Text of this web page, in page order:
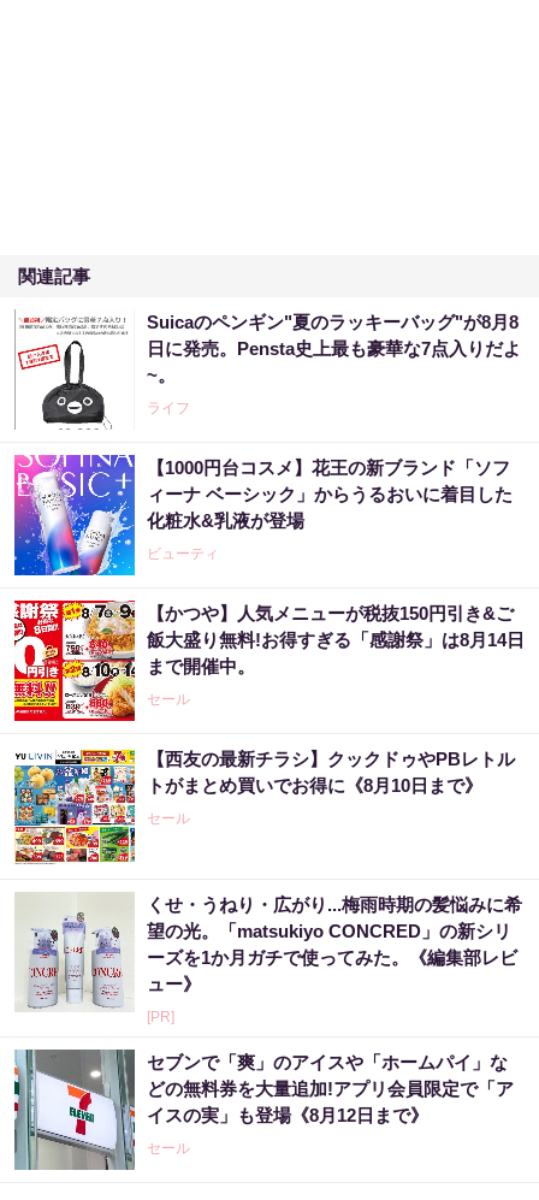
関連記事
Suicaのペンギン"夏のラッキーバッグ"が8月8
日に発売。Pensta史上最も豪華な7点入りだよ
~。
ライフ
【1000円台コスメ】花王の新ブランド「ソフ
ィーナ ベーシック」からうるおいに着目した
化粧水&乳液が登場
ビューティ
【かつや】人気メニューが税抜150円引き&ご
飯大盛り無料!お得すぎる「感謝祭」は8月14日
まで開催中。
セール
【西友の最新チラシ】クックドゥやPBレトル
トがまとめ買いでお得に《8月10日まで》
セール
くせ・うねり・広がり...梅雨時期の髪悩みに希
望の光。「matsukiyo CONCRED」の新シリ
ーズを1か月ガチで使ってみた。《編集部レビ
ュー》
[PR]
セブンで「爽」のアイスや「ホームパイ」な
どの無料券を大量追加!アプリ会員限定で「ア
イスの実」も登場《8月12日まで》
セール